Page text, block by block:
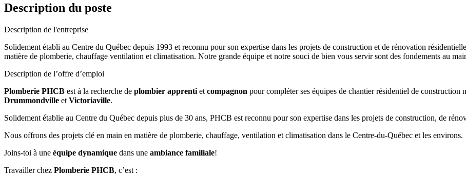
Description du poste
Description de l'entreprise
Solidement établi au Centre du Québec depuis 1993 et reconnu pour son expertise dans les projets de construction et de rénovation
matière de plomberie, chauffage ventilation et climatisation. Notre grande équipe et notre souci de bien vous servir sont des fondements au
Description de l’offre d’emploi
Plomberie PHCB est à la recherche de plombier apprenti et compagnon pour compléter ses équipes de chantier résidentiel de construction
Drummondville et Victoriaville.
Solidement établie au Centre du Québec depuis plus de 30 ans, PHCB est reconnu pour son expertise dans les projets de construction, de
Nous offrons des projets clé en main en matière de plomberie, chauffage, ventilation et climatisation dans le Centre-du-Québec et les environs.
Joins-toi à une équipe dynamique dans une ambiance familiale!
Travailler chez Plomberie PHCB, c’est :